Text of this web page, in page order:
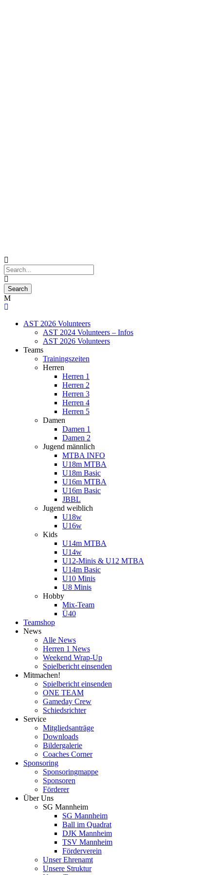
AST 2026 Volunteers
AST 2024 Volunteers – Infos
AST 2026 Volunteers
Teams
Trainingszeiten
Herren
Herren 1
Herren 2
Herren 3
Herren 4
Herren 5
Damen
Damen 1
Damen 2
Jugend männlich
MTBA INFO
U18m MTBA
U18m Basic
U16m MTBA
U16m Basic
JBBL
Jugend weiblich
U18w
U16w
Kids
U14m MTBA
U14w
U12-Minis & U12 MTBA
U14m Basic
U10 Minis
U8 Minis
Hobby
Mix-Team
Ü40
Teamshop
News
Alle News
Herren 1 News
Weekend Wrap-Up
Spielbericht einsenden
Mitmachen!
Spielbericht einsenden
ONE TEAM
Gameday Crew
Schiedsrichter
Service
Mitgliedsanträge
Downloads
Bildergalerie
Coaches Corner
Sponsoring
Sponsoringmappe
Sponsoren
Förderer
Über Uns
SG Mannheim
SG Mannheim
Ball im Quadrat
DJK Mannheim
TSV Mannheim
Förderverein
Unser Ehrenamt
Unsere Struktur